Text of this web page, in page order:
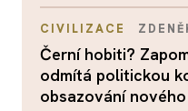
CIVILIZACE
Černí hobiti?
odmítá politickou
obsazování